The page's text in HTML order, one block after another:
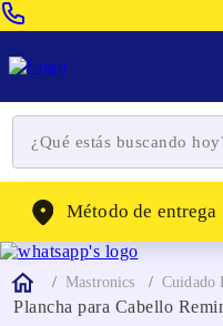
WhatsApp: (302) 262-4104
Método de entrega
Mastronics Cuidado
Plancha para Cabello